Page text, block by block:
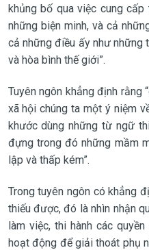
khủng bố qua việc cung
những biện minh, và cả
cả những điều ấy như những
và hòa bình thế giới”.
Tuyên ngôn khẳng định rằng
xã hội chúng ta một ý niệm
khước dùng những từ ngữ
đựng trong đó những mầm
lập và thấp kém”.
Trong tuyên ngôn có khẳng
thiếu được, đó là nhìn nhận
làm việc, thi hành các
hoạt động để giải thoát phụ